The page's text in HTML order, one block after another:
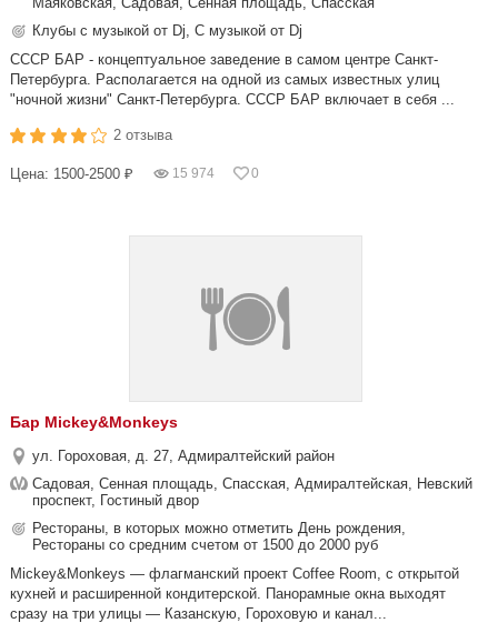
Клубы с музыкой от Dj, С музыкой от Dj
СССР БАР - концептуальное заведение в самом центре Санкт-
Петербурга. Располагается на одной из самых известных улиц
"ночной жизни" Санкт-Петербурга. СССР БАР включает в себя ...
2 отзыва
Цена: 1500-2500 ₽ 15 974 0
Бар Miсkey&Monkeys
ул. Гороховая, д. 27, Адмиралтейский район
Садовая, Сенная площадь, Спасская, Адмиралтейская, Невский
проспект, Гостиный двор
Рестораны, в которых можно отметить День рождения,
Рестораны со средним счетом от 1500 до 2000 руб
Miсkey&Monkeys — флагманский проект Coffee Room, с открытой
кухней и расширенной кондитерской. Панорамные окна выходят
сразу на три улицы — Казанскую, Гороховую и канал...